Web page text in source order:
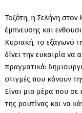
Τοξότη, η Σελήνη στον
έμπνευσης και
Κυριακή, το εξάγωνό
δίνει την ευκαιρία να
πραγματικά:
στιγμές που κάνουν
Είναι μια μέρα που
της ρουτίνας και να